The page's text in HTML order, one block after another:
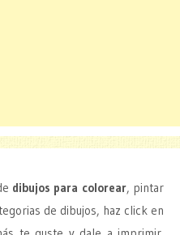
dibujos para colorear, pintar
de dibujos, haz click en